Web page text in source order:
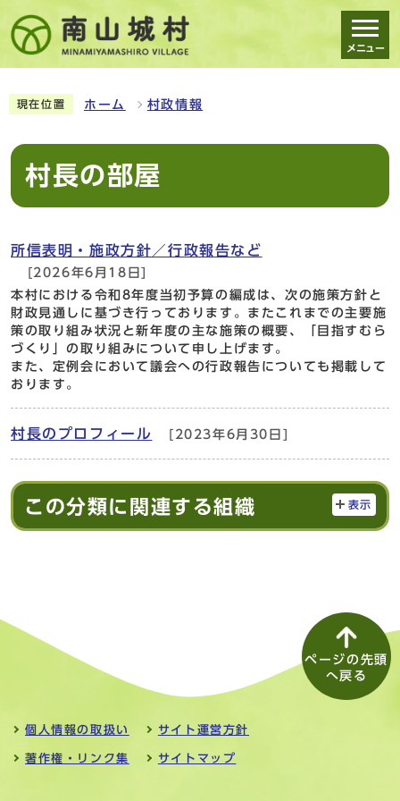
メニュー
現在位置 ホーム 村政情報
村長の部屋
所信表明・施政方針／行政報告など
[2026年6月18日]
本村における令和8年度当初予算の編成は、次の施策方針と
財政見通しに基づき行っております。またこれまでの主要施
策の取り組み状況と新年度の主な施策の概要、「目指すむら
づくり」の取り組みについて申し上げます。
また、定例会において議会への行政報告についても掲載して
おります。
村長のプロフィール [2023年6月30日]
この分類に関連する組織 表示
ページの先頭
へ戻る
個人情報の取扱い サイト運営方針
著作権・リンク集 サイトマップ